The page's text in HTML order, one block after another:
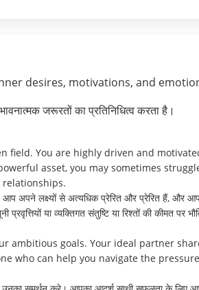
desires, motivations, and
जरूरतों का प्रतिनिधित्व करता है।
field. You are highly driven and
asset, you may sometimes
अपने लक्ष्यों से अत्यधिक प्रेरित और प्रेरित हैं, और
या व्यक्तिगत संतुष्टि या रिश्तों की कीमत पर
ambitious goals. Your ideal partner
who can help you navigate the